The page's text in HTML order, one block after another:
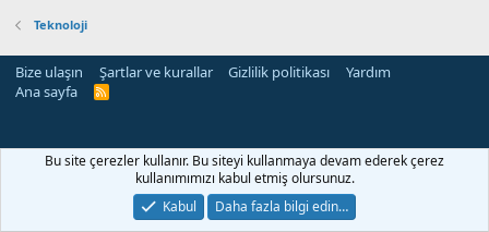
Teknoloji
Bize ulaşın Şartlar ve kurallar Gizlilik politikası
Yardım
Ana sayfa
R
siteleri
Bu site çerezler kullanır. Bu siteyi kullanmaya devam ederek çerez
kullanımımızı kabul etmiş olursunuz.
Kabul
Daha fazla bilgi edin…